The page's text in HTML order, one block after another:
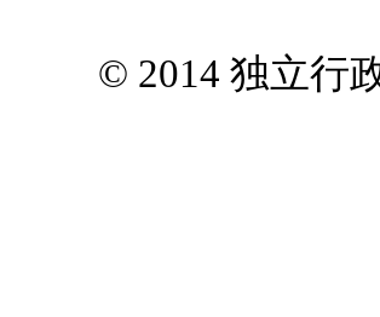
© 2014 独立行